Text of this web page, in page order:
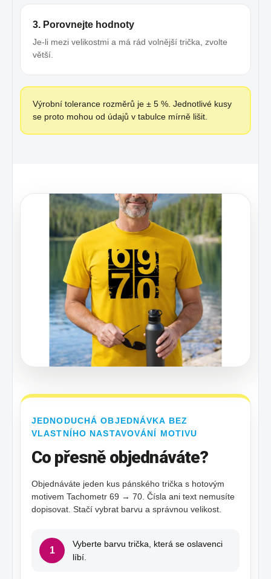
3. Porovnejte hodnoty
Je-li mezi velikostmi a má rád volnější trička, zvolte
větší.
Výrobní tolerance rozměrů je ± 5 %. Jednotlivé kusy
se proto mohou od údajů v tabulce mírně lišit.
JEDNODUCHÁ OBJEDNÁVKA BEZ
VLASTNÍHO NASTAVOVÁNÍ MOTIVU
Co přesně objednáváte?
Objednáváte jeden kus pánského trička s hotovým
motivem Tachometr 69 → 70. Čísla ani text nemusíte
dopisovat. Stačí vybrat barvu a správnou velikost.
1
Vyberte barvu trička, která se oslavenci
líbí.